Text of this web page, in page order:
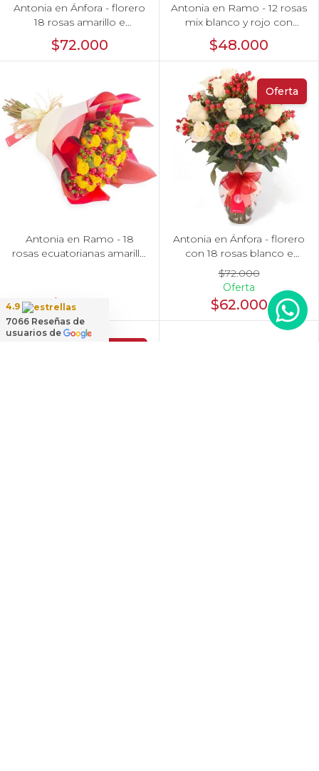
Antonia en Ánfora - florero
18 rosas amarillo e
hypericum
$72.000
Antonia en Ramo - 12 rosas
mix blanco y rojo con
hypericum
$48.000
Antonia en Ramo - 18
rosas ecuatorianas amarillo
$72.000
Oferta
Antonia en Ánfora - florero
con 18 rosas blanco e
hypericum
$72.000
Oferta
$62.000
4.9
7066 Reseñas de
usuarios de